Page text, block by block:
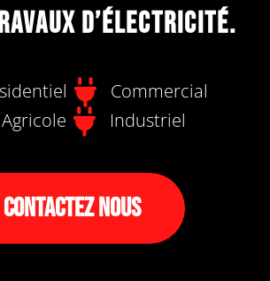
d’électricité.
Commercial
Agricole
Industriel
Contactez Nous